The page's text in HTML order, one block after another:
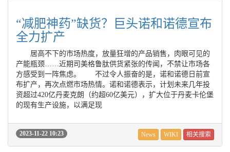
“减肥神药”缺货？巨头诺和诺德宣布
全力扩产
居高不下的市场热度，放量狂增的产品销售，肉眼可见的
产能瓶颈……近期司美格鲁肽供货紧张的传闻，不禁让市场各
方感受到一阵焦虑。 不过令人振奋的是，诺和诺德日前宣
布扩产，再次点燃市场热情。诺和诺德表示，计划未来几年投
资超过420亿丹麦克朗（约超60亿美元），扩大位于丹麦卡伦堡
的现有生产设施，以满足现
2023-11-22 10:23 News WIKI 相关搜索